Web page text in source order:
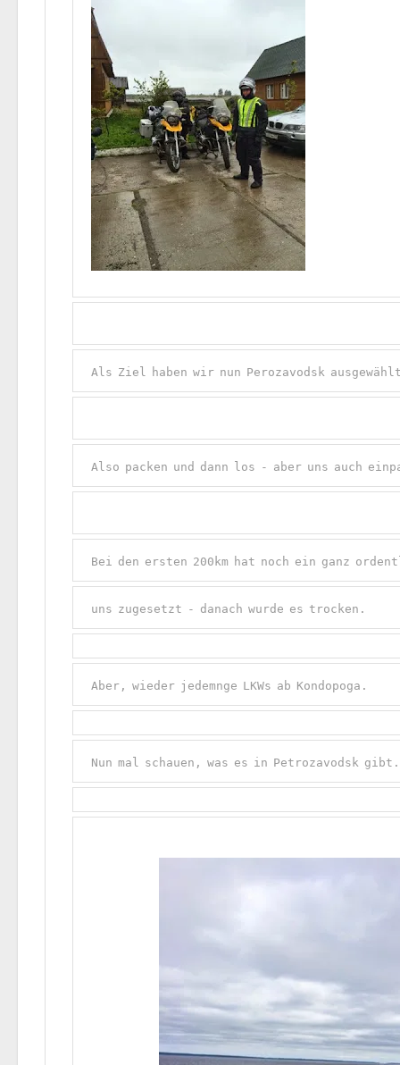
Als Ziel haben wir nun Perozavodsk
Also packen und dann los - aber uns auch
Bei den ersten 200km hat noch ein ganz
uns zugesetzt - danach wurde es trocken.
Aber, wieder jedemnge LKWs ab Kondopoga.
Nun mal schauen, was es in Petrozavodsk gibt.